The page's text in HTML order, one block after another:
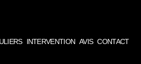
INTERVENTION AVIS CONTACT